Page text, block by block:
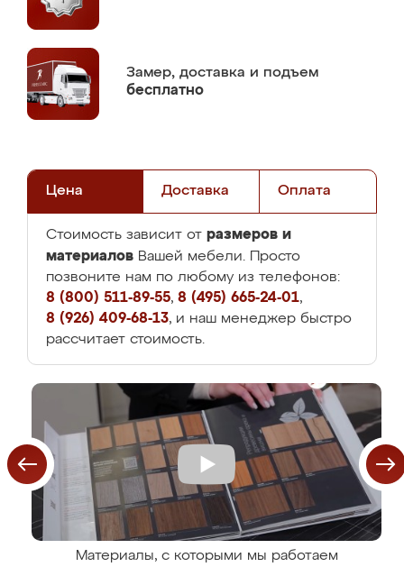
Замер, доставка и подъем
бесплатно
Цена Доставка Оплата
Стоимость зависит от размеров и
материалов Вашей мебели. Просто
позвоните нам по любому из телефонов:
8 (800) 511-89-55, 8 (495) 665-24-01,
8 (926) 409-68-13, и наш менеджер быстро
рассчитает стоимость.
Материалы, с которыми мы работаем